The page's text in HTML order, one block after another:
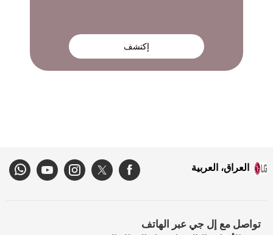
إكتشف
العراق، العربية
تواصل مع إل جي عبر الهاتف